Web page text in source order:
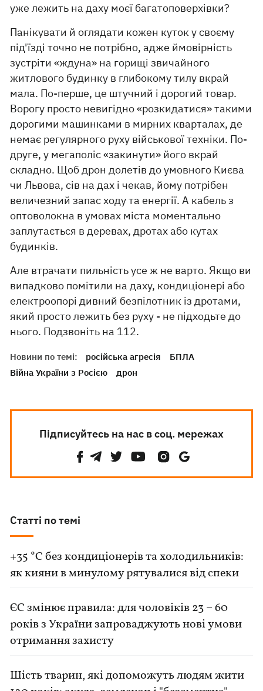
уже лежить на даху моєї багатоповерхівки?
Панікувати й оглядати кожен куток у своєму
під'їзді точно не потрібно, адже ймовірність
зустріти «ждуна» на горищі звичайного
житлового будинку в глибокому тилу вкрай
мала. По-перше, це штучний і дорогий товар.
Ворогу просто невигідно «розкидатися» такими
дорогими машинками в мирних кварталах, де
немає регулярного руху військової техніки. По-
друге, у мегаполіс «закинути» його вкрай
складно. Щоб дрон долетів до умовного Києва
чи Львова, сів на дах і чекав, йому потрібен
величезний запас ходу та енергії. А кабель з
оптоволокна в умовах міста моментально
заплутається в деревах, дротах або кутах
будинків.
Але втрачати пильність усе ж не варто. Якщо ви
випадково помітили на даху, кондиціонері або
електроопорі дивний безпілотник із дротами,
який просто лежить без руху - не підходьте до
нього. Подзвоніть на 112.
Новини по темі: російська агресія
БПЛА
Війна України з Росією
дрон
Підписуйтесь на нас в соц. мережах
Статті по темі
+35 °C без кондиціонерів та холодильників:
як кияни в минулому рятувалися від спеки
ЄС змінює правила: для чоловіків 23 – 60
років з України запроваджують нові умови
отримання захисту
Шість тварин, які допоможуть людям жити